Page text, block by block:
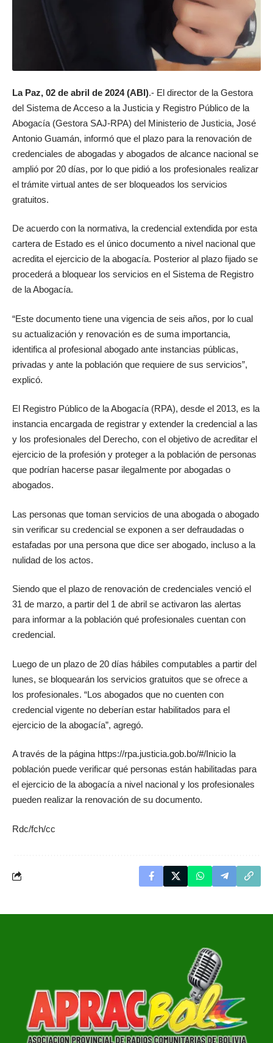
La Paz, 02 de abril de 2024 (ABI).- El director de la Gestora
del Sistema de Acceso a la Justicia y Registro Público de la
Abogacía (Gestora SAJ-RPA) del Ministerio de Justicia, José
Antonio Guamán, informó que el plazo para la renovación de
credenciales de abogadas y abogados de alcance nacional se
amplió por 20 días, por lo que pidió a los profesionales realizar
el trámite virtual antes de ser bloqueados los servicios
gratuitos.
De acuerdo con la normativa, la credencial extendida por esta
cartera de Estado es el único documento a nivel nacional que
acredita el ejercicio de la abogacía. Posterior al plazo fijado se
procederá a bloquear los servicios en el Sistema de Registro
de la Abogacía.
“Este documento tiene una vigencia de seis años, por lo cual
su actualización y renovación es de suma importancia,
identifica al profesional abogado ante instancias públicas,
privadas y ante la población que requiere de sus servicios”,
explicó.
El Registro Público de la Abogacía (RPA), desde el 2013, es la
instancia encargada de registrar y extender la credencial a las
y los profesionales del Derecho, con el objetivo de acreditar el
ejercicio de la profesión y proteger a la población de personas
que podrían hacerse pasar ilegalmente por abogadas o
abogados.
Las personas que toman servicios de una abogada o abogado
sin verificar su credencial se exponen a ser defraudadas o
estafadas por una persona que dice ser abogado, incluso a la
nulidad de los actos.
Siendo que el plazo de renovación de credenciales venció el
31 de marzo, a partir del 1 de abril se activaron las alertas
para informar a la población qué profesionales cuentan con
credencial.
Luego de un plazo de 20 días hábiles computables a partir del
lunes, se bloquearán los servicios gratuitos que se ofrece a
los profesionales. “Los abogados que no cuenten con
credencial vigente no deberían estar habilitados para el
ejercicio de la abogacía”, agregó.
A través de la página https://rpa.justicia.gob.bo/#/Inicio la
población puede verificar qué personas están habilitadas para
el ejercicio de la abogacía a nivel nacional y los profesionales
pueden realizar la renovación de su documento.
Rdc/fch/cc